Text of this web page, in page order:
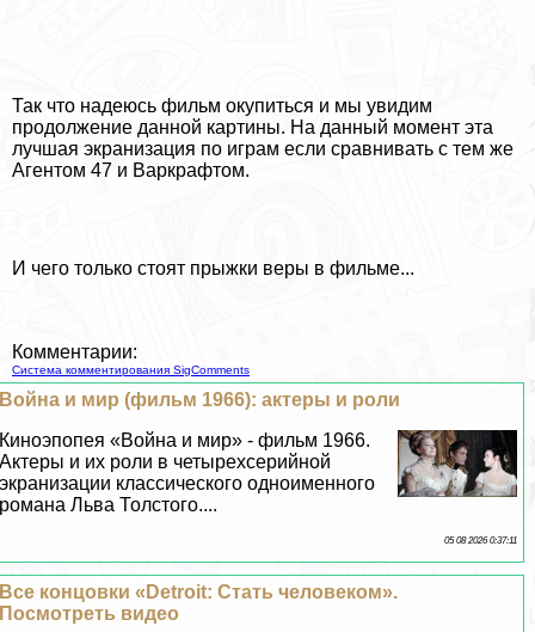
Так что надеюсь фильм окупиться и мы увидим
продолжение данной картины. На данный момент эта
лучшая экранизация по играм если сравнивать с тем же
Агентом 47 и Варкрафтом.
И чего только стоят прыжки веры в фильме...
Комментарии:
Система комментирования SigComments
Война и мир (фильм 1966): актеры и роли
Киноэпопея «Война и мир» - фильм 1966.
Актеры и их роли в четырехсерийной
экранизации классического одноименного
романа Льва Толстого....
05 08 2026 0:37:11
Все концовки «Detroit: Стать человеком».
Посмотреть видео